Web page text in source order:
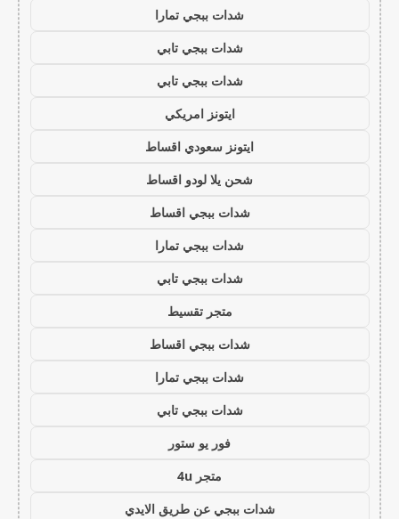
شدات ببجي تمارا
شدات ببجي تابي
شدات ببجي تابي
ايتونز امريكي
ايتونز سعودي اقساط
شحن يلا لودو اقساط
شدات ببجي اقساط
شدات ببجي تمارا
شدات ببجي تابي
متجر تقسيط
شدات ببجي اقساط
شدات ببجي تمارا
شدات ببجي تابي
فور يو ستور
متجر 4u
شدات ببجي عن طريق الايدي